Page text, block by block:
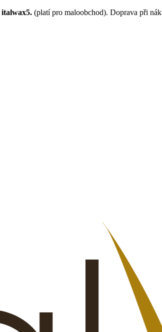
italwax5. (platí pro maloobchod). Doprava při